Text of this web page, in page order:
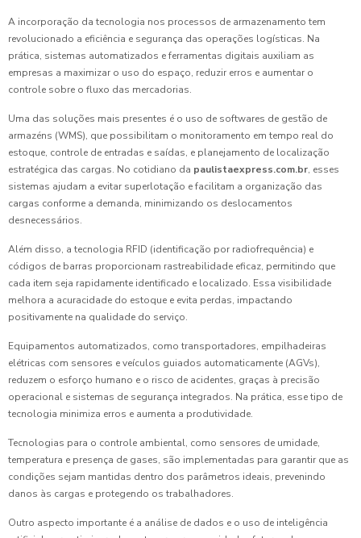
A incorporação da tecnologia nos processos de armazenamento tem
revolucionado a eficiência e segurança das operações logísticas. Na
prática, sistemas automatizados e ferramentas digitais auxiliam as
empresas a maximizar o uso do espaço, reduzir erros e aumentar o
controle sobre o fluxo das mercadorias.
Uma das soluções mais presentes é o uso de softwares de gestão de
armazéns (WMS), que possibilitam o monitoramento em tempo real do
estoque, controle de entradas e saídas, e planejamento de localização
estratégica das cargas. No cotidiano da paulistaexpress.com.br, esses
sistemas ajudam a evitar superlotação e facilitam a organização das
cargas conforme a demanda, minimizando os deslocamentos
desnecessários.
Além disso, a tecnologia RFID (identificação por radiofrequência) e
códigos de barras proporcionam rastreabilidade eficaz, permitindo que
cada item seja rapidamente identificado e localizado. Essa visibilidade
melhora a acuracidade do estoque e evita perdas, impactando
positivamente na qualidade do serviço.
Equipamentos automatizados, como transportadores, empilhadeiras
elétricas com sensores e veículos guiados automaticamente (AGVs),
reduzem o esforço humano e o risco de acidentes, graças à precisão
operacional e sistemas de segurança integrados. Na prática, esse tipo de
tecnologia minimiza erros e aumenta a produtividade.
Tecnologias para o controle ambiental, como sensores de umidade,
temperatura e presença de gases, são implementadas para garantir que as
condições sejam mantidas dentro dos parâmetros ideais, prevenindo
danos às cargas e protegendo os trabalhadores.
Outro aspecto importante é a análise de dados e o uso de inteligência